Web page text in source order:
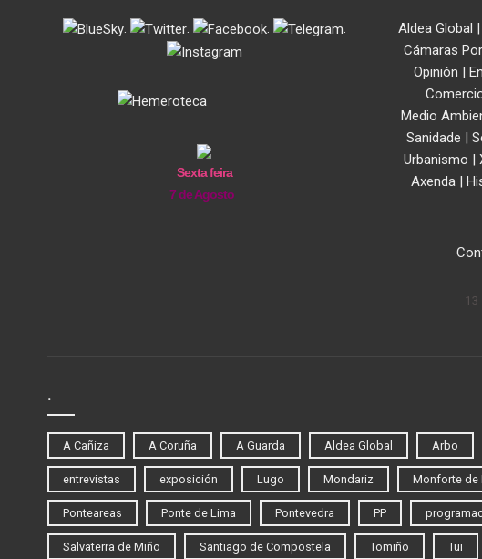
. . . .
Sexta feira
7 de Agosto
Aldea Global |
Cámaras
Opinión |
Medio
Sanidade |
Urbanismo |
Axenda|
.
A Cañiza A Coruña A Guarda Aldea Global Arbo
entrevistas exposición Lugo Mondariz Monforte de
Ponteareas Ponte de Lima Pontevedra PP
Salvaterra de Miño Santiago de Compostela Tomiño Tui